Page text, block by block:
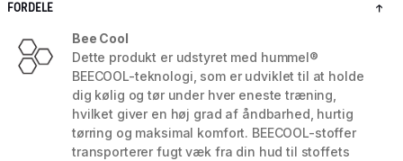
FORDELE
Bee Cool
Dette produkt er udstyret med hummel®
BEECOOL-teknologi, som er udviklet til at holde
dig kølig og tør under hver eneste træning,
hvilket giver en høj grad af åndbarhed, hurtig
tørring og maksimal komfort. BEECOOL-stoffer
transporterer fugt væk fra din hud til stoffets